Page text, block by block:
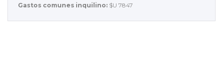
Gastos comunes inquilino: $U 7847